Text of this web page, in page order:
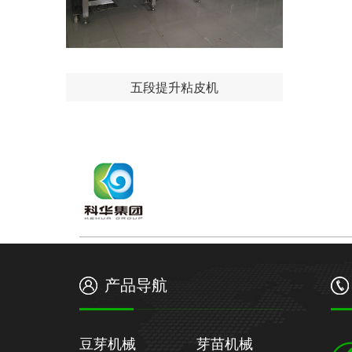
五段提升粘皮机
产品导航
豆芽机械 芽苗机械